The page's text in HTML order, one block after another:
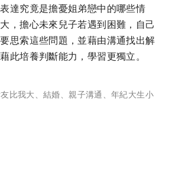
達究竟是擔憂姐弟戀中的哪些情
，擔心未來兒子若遇到困難，自己
思索這些問題，並藉由溝通找出解
此培養判斷能力，學習更獨立。
比我大 結婚 親子溝通
年紀大生小